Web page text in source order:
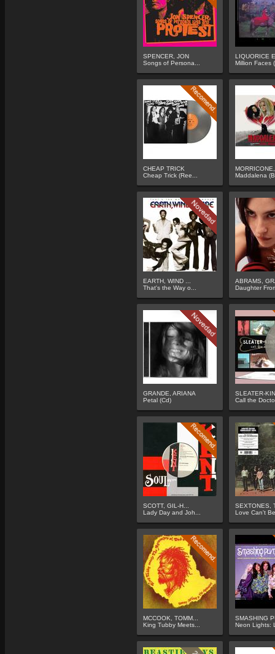
SPENCER, JON
Songs of Persona...
LIQUORICE
Million Faces
CHEAP TRICK
Cheap Trick (Ree...
Maddalena
EARTH, WIND ...
That's the Way o...
ABRAMS,
Daughter
GRANDE, ARIANA
Petal (Cd)
SLEATER-
Call the
SCOTT, GIL-H...
Lady Day and Joh...
SEXTONES,
Love Can't
MCCOOK, TOMM...
King Tubby Meets...
SMASHING
Neon Lights: